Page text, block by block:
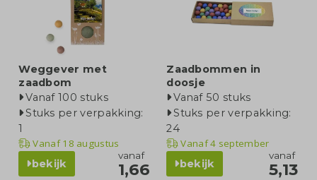
Weggever met
zaadbom
Vanaf 100 stuks
Stuks per verpakking:
1
Vanaf18 augustus
bekijk
vanaf
1,66
Zaadbommen in
doosje
Vanaf 50 stuks
Stuks per verpakking:
24
Vanaf4 september
bekijk
vanaf
5,13